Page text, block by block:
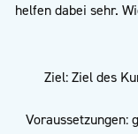
helfen dabei sehr.
Ziel: Ziel des
Voraussetzungen: